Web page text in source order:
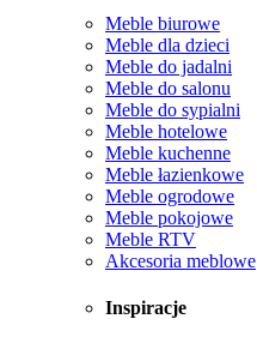
Meble biurowe
Meble dla dzieci
Meble do jadalni
Meble do salonu
Meble do sypialni
Meble hotelowe
Meble kuchenne
Meble łazienkowe
Meble ogrodowe
Meble pokojowe
Meble RTV
Akcesoria meblowe
Inspiracje